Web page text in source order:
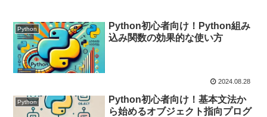
Python
Python初心者向け！Python組み
込み関数の効果的な使い方
2024.08.28
Python
Python初心者向け！基本文法か
ら始めるオブジェクト指向プログ